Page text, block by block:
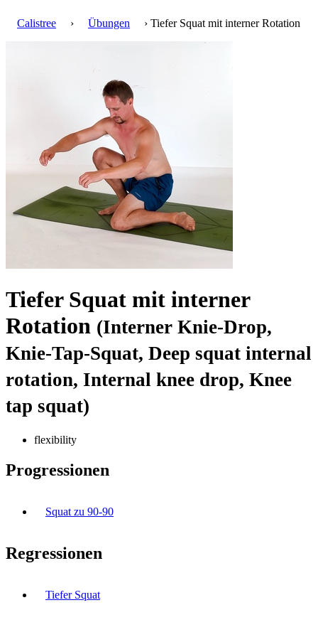
Calistree › Übungen › Tiefer Squat mit interner Rotation
Tiefer Squat mit interner
Rotation (Interner Knie-Drop,
Knie-Tap-Squat, Deep squat internal
rotation, Internal knee drop, Knee
tap squat)
flexibility
Progressionen
Squat zu 90-90
Regressionen
Tiefer Squat